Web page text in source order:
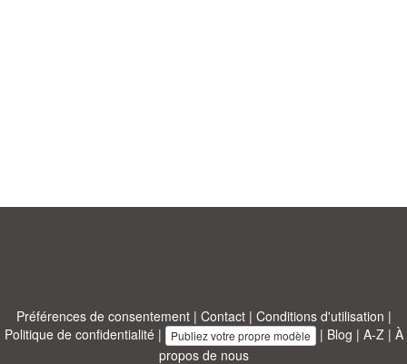
Préférences de consentement| Contact| Conditions d'utilisation |
Politique de confidentialité| Publiez votre propre modèle | Blog | A-Z | À
propos de nous